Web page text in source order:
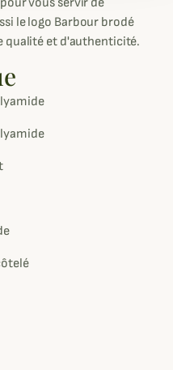
le logo Barbour brodé
qualité et d'authenticité.